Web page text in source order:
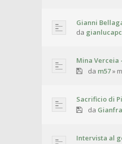
Gianni
da gianlucapc
Mina Verceia
da m57»
Sacrificio di
da
Intervista al